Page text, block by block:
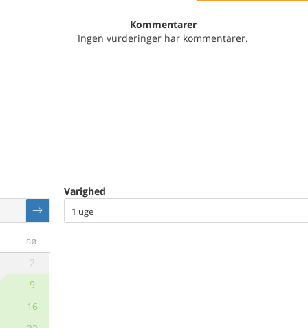
Kommentarer
Ingen vurderinger har kommentarer.
sø
2
9
16
Varighed
1 uge